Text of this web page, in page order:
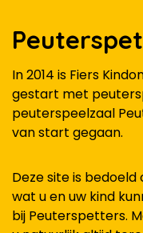
In 2014 is Fiers
gestart met
peuterspeelzaal
van start gegaan.
Deze site is
wat u en uw kind
bij Peuterspetters.